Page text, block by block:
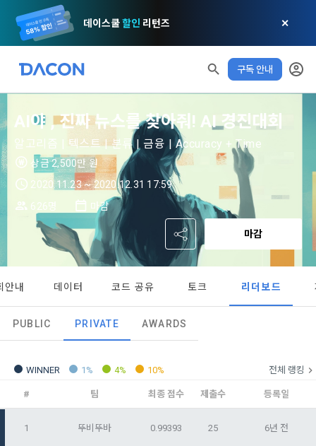
데이스쿨할인 리턴즈 ✕
구독 안내
알림0 모두 읽음 모두 삭제
MY XP
LEVEL 1 다음 레벨까지 150 XP
오늘의 XP
0 / 800
적립 XP
0 0
이용약관
제 1 조 (목적)
본 약관은 데이콘 주식회사(이하 “회사”)와 “회원” 간에 정보 서
며, 어떤 방식이든 본 서비스를 사용한다는 것은 “회원”이 본 약
관의 전부에 동의한다는 것을 의미하며 본 약관은 “회원”이 서비
스를 사용하는 동안 계속 유효하다. 본 약관은 저작권 분쟁 정책
의 조항을 포함한다.
개인정보 처리방침
데이콘 개인정보 처리방침
(2021.05.24 본)
데이콘은 이용자 개인정보 보호를 여러 경영요소 가운데 최
우선의 가치로 두고 있습니다. 데이콘주식회사(이하 ‘데이콘’ 또
등 국내의 개인정보 보호 법령을 철저히 준수합니다.
마케팅 정보 수신 동의
1. 광고성 정보의 이용목적
경품 행사, 이벤트, 경진대회 홍보 목적 등의 광고성 정보를 전자
AI야 , 진짜 뉴스를 찾아줘! AI 경진대회
알고리즘 | 텍스트 | 분류 | 금융 | Accuracy + Time
상금 2,500만 원
2020.11.23 ~ 2020.12.31 17:59
626명
마감
마감
안내 데이터 코드 공유 토크 리더보드
PUBLIC PRIVATE AWARDS
WINNER 1% 4% 10% 전체 랭킹
# 팀 최종 점수 제출수 등록일
1 뚜비뚜바 0.99393 25 6년 전